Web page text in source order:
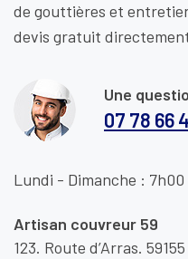
de gouttières et
devis gratuit
Une
07 78 66
Lundi - Dimanche : 7h00
Artisan couvreur 59
123. Route d’Arras.